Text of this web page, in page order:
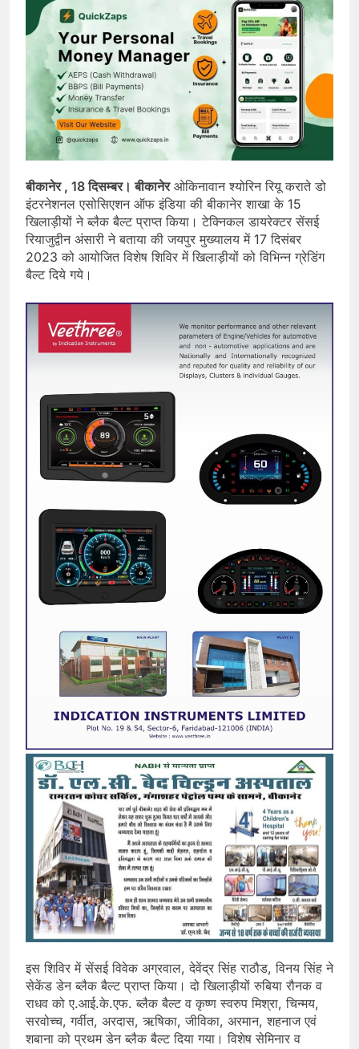
बीकानेर , 18 दिसम्बर। बीकानेरओकिनावान श्योरिन रियू कराते डो
इंटरनेशनल एसोसिएशन ऑफ इंडिया की बीकानेर शाखा के 15
खिलाड़ीयों ने ब्लैक बैल्ट प्राप्त किया। टेक्निकल डायरेक्टर सेंसई
रियाजुद्वीन अंसारी ने बताया की जयपुर मुख्यालय में 17 दिसंबर
2023 को आयोजित विशेष शिविर में खिलाड़ीयों को विभिन्न ग्रेडिंग
बैल्ट दिये गये।
इस शिविर में सेंसई विवेक अग्रवाल, देवेंद्र सिंह राठौड, विनय सिंह ने
सेकेंड डेन ब्लैक बैल्ट प्राप्त किया। दो खिलाड़ीयों रुबिया रौनक व
राधव को ए.आई.के.एफ. ब्लैक बैल्ट व कृष्ण स्वरुप मिश्रा, चिन्मय,
सरवोच्च, गर्वीत, अरदास, ऋषिका, जीविका, अरमान, शहनाज एवं
शबाना को प्रथम डेन ब्लैक बैल्ट दिया गया। विशेष सेमिनार व